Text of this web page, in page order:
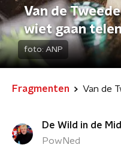
Van de
wiet gaan
foto: ANP
Fragmenten
De Wild in de
PowNed